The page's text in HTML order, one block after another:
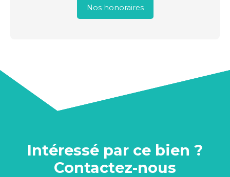
Nos honoraires
Intéressé par ce bien ?
Contactez-nous